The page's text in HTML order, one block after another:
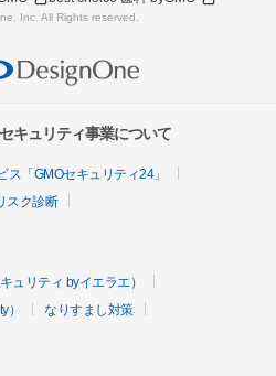
Inc. All Rights reserved.
キュリティ事業について
「GMOセキュリティ24」
スク診断
ュリティ byイエラエ）
）
なりすまし対策